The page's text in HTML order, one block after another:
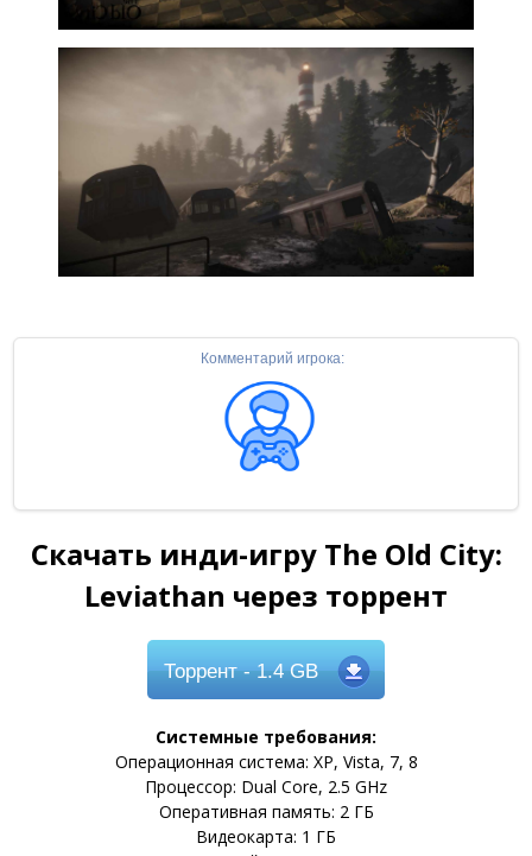
Комментарий игрока:
Скачать инди-игру The Old City:
Leviathan через торрент
Торрент- 1.4 GB
Системные требования:
Операционная система: XP, Vista, 7, 8
Процессор: Dual Core, 2.5 GHz
Оперативная память: 2 ГБ
Видеокарта: 1 ГБ